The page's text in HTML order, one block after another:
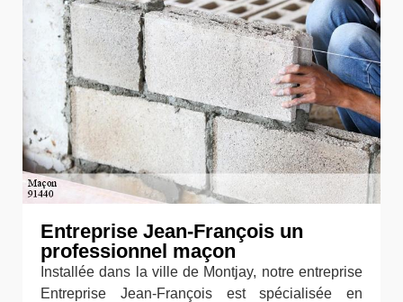
Entreprise Jean-François un
professionnel maçon
Installée dans la ville de Montjay, notre entreprise
Entreprise Jean-François est spécialisée en